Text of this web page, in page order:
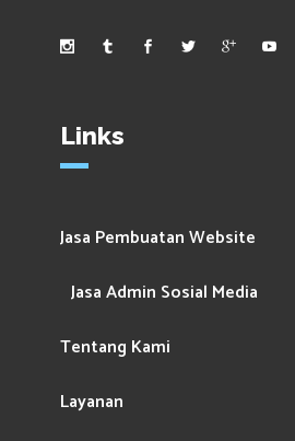
Links
Jasa Pembuatan Website
Jasa Admin Sosial Media
Tentang Kami
Layanan